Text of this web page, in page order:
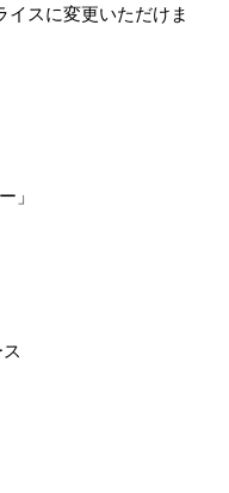
スに変更いただけま
」